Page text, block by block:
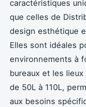
caractéristiques
que celles de
design esthétique
Elles sont idéales
environnements à
bureaux et les
de 50L à 110L,
aux besoins